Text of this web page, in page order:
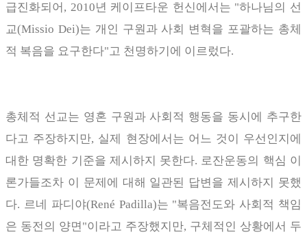
급진화되어 , 2010년 케이프타운 헌신에서는 "하나님의 선
교(Missio Dei)는 개인 구원과 사회 변혁을 포괄하는 총체
적 복음을 요구한다"고 천명하기에 이르렀다.
총체적 선교는 영혼 구원과 사회적 행동을 동시에 추구한
다고 주장하지만, 실제 현장에서는 어느 것이 우선인지에
대한 명확한 기준을 제시하지 못한다. 로잔운동의 핵심 이
론가들조차 이 문제에 대해 일관된 답변을 제시하지 못했
다. 르네 파디야(René Padilla)는 "복음전도와 사회적 책임
은 동전의 양면"이라고 주장했지만, 구체적인 상황에서 두